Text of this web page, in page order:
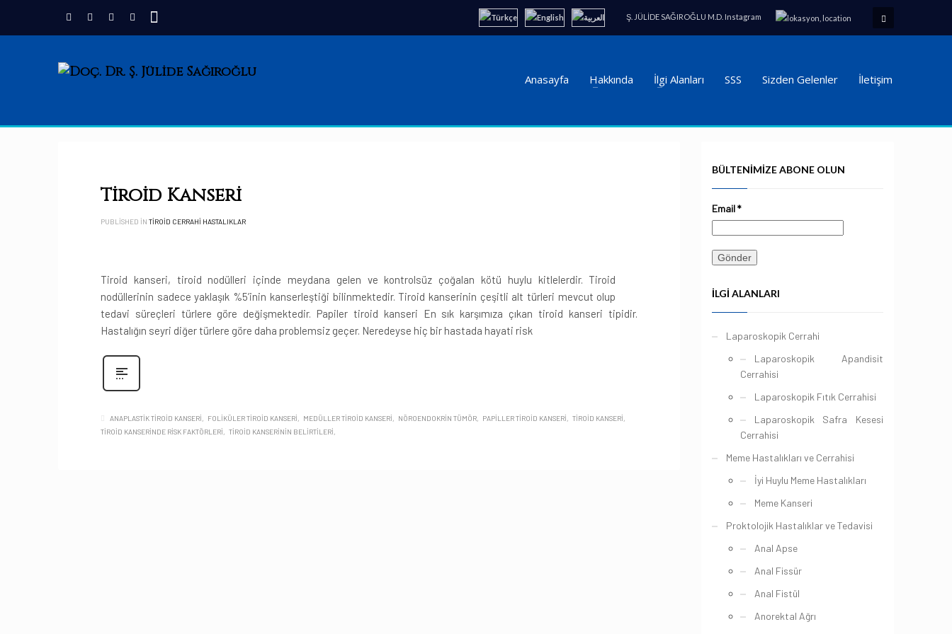
Ş. JÜLİDE SAĞIROĞLU M.D. Instagram
Anasayfa Hakkında İlgi Alanları SSS Sizden Gelenler İletişim
Tiroid Kanseri
PUBLISHED IN TIROID CERRAHI HASTALIKLAR
Tiroid kanseri, tiroid nodülleri içinde meydana gelen ve kontrolsüz çoğalan kötü huylu kitlelerdir. Tiroid
nodüllerinin sadece yaklaşık %5’inin kanserleştiği bilinmektedir. Tiroid kanserinin çeşitli alt türleri mevcut olup
tedavi süreçleri türlere göre değişmektedir. Papiler tiroid kanseri En sık karşımıza çıkan tiroid kanseri tipidir.
Hastalığın seyri diğer türlere göre daha problemsiz geçer. Neredeyse hiç bir hastada hayati risk
ANAPLASTIK TIROID KANSERI FOLIKÜLER TIROID KANSERI MEDÜLLER TIROID KANSERI NÖROENDOKRIN TÜMÖR PAPILLER TIROID KANSERI
TIROID KANSERI
TIROID KANSERINDE RISK FAKTÖRLERI
TIROID KANSERININ BELIRTILERI
BÜLTENIMIZE ABONE OLUN
Email*
İLGI ALANLARI
Laparoskopik Cerrahi
Laparoskopik Apandisit
Cerrahisi
Laparoskopik Fıtık Cerrahisi
Laparoskopik Safra Kesesi
Cerrahisi
Meme Hastalıkları ve Cerrahisi
İyi Huylu Meme Hastalıkları
Meme Kanseri
Proktolojik Hastalıklar ve Tedavisi
Anal Apse
Anal Fissür
Anal Fistül
Anorektal Ağrı